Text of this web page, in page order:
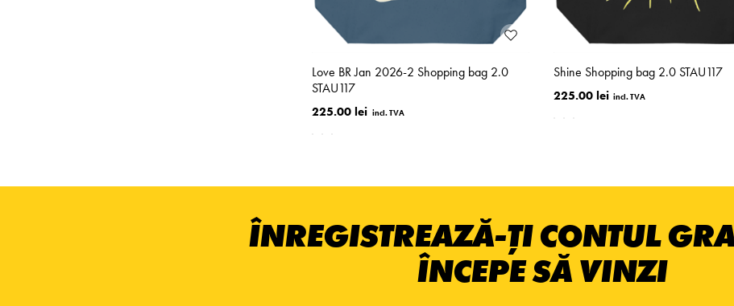
Love BR Jan 2026-2 Shopping bag 2.0
STAU117
225.00 lei
Shine Shopping bag 2.0 STAU117
225.00 lei
ÎNREGISTREAZĂ-ȚI CONTUL
ÎNCEPE SĂ VINZI